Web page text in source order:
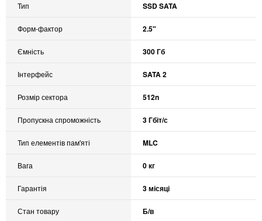
Тип SSD SATA
Форм-фактор 2.5"
Ємність 300 Гб
Інтерфейс SATA 2
Розмір сектора 512n
Пропускна спроможність 3 Гбіт/с
Тип елементів пам'яті MLC
Вага 0 кг
Гарантія 3 місяці
Стан товару Б/в